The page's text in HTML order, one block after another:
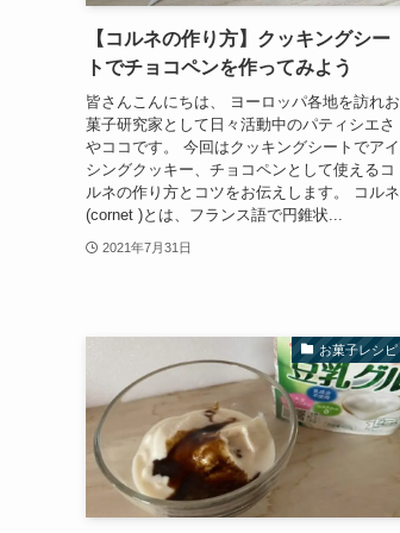
【コルネの作り方】クッキングシー
トでチョコペンを作ってみよう
皆さんこんにちは、 ヨーロッパ各地を訪れお
菓子研究家として日々活動中のパティシエさ
やココです。 今回はクッキングシートでアイ
シングクッキー、チョコペンとして使えるコ
ルネの作り方とコツをお伝えします。 コルネ
(cornet )とは、フランス語で円錐状...
2021年7月31日
お菓子レシピ